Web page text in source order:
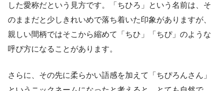
した愛称だという見方です。「ちひろ」という名前は、そ
のままだと少しきれいめで落ち着いた印象がありますが、
親しい間柄ではそこから縮めて「ちひ」「ちぴ」のような
呼び方になることがあります。
さらに、その先に柔らかい語感を加えて「ちぴろんさん」